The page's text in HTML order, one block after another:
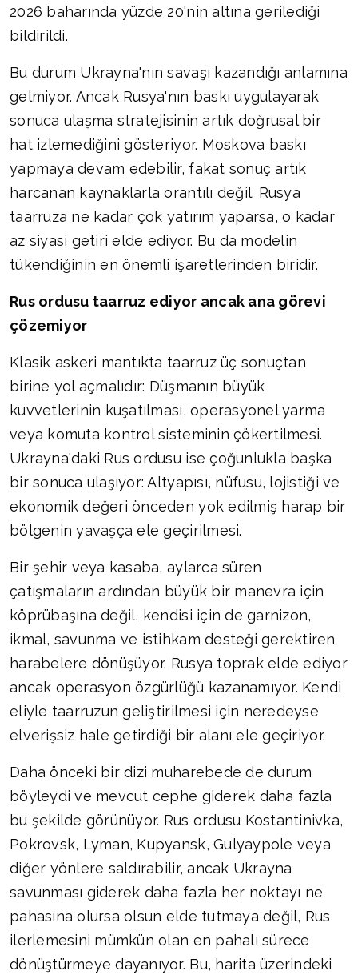
2026 baharında yüzde 20'nin altına gerilediği
bildirildi.
Bu durum Ukrayna'nın savaşı kazandığı anlamına
gelmiyor. Ancak Rusya'nın baskı uygulayarak
sonuca ulaşma stratejisinin artık doğrusal bir
hat izlemediğini gösteriyor. Moskova baskı
yapmaya devam edebilir, fakat sonuç artık
harcanan kaynaklarla orantılı değil. Rusya
taarruza ne kadar çok yatırım yaparsa, o kadar
az siyasi getiri elde ediyor. Bu da modelin
tükendiğinin en önemli işaretlerinden biridir.
Rus ordusu taarruz ediyor ancak ana görevi
çözemiyor
Klasik askeri mantıkta taarruz üç sonuçtan
birine yol açmalıdır: Düşmanın büyük
kuvvetlerinin kuşatılması, operasyonel yarma
veya komuta kontrol sisteminin çökertilmesi.
Ukrayna'daki Rus ordusu ise çoğunlukla başka
bir sonuca ulaşıyor: Altyapısı, nüfusu, lojistiği ve
ekonomik değeri önceden yok edilmiş harap bir
bölgenin yavaşça ele geçirilmesi.
Bir şehir veya kasaba, aylarca süren
çatışmaların ardından büyük bir manevra için
köprübaşına değil, kendisi için de garnizon,
ikmal, savunma ve istihkam desteği gerektiren
harabelere dönüşüyor. Rusya toprak elde ediyor
ancak operasyon özgürlüğü kazanamıyor. Kendi
eliyle taarruzun geliştirilmesi için neredeyse
elverişsiz hale getirdiği bir alanı ele geçiriyor.
Daha önceki bir dizi muharebede de durum
böyleydi ve mevcut cephe giderek daha fazla
bu şekilde görünüyor. Rus ordusu Kostantinivka,
Pokrovsk, Lyman, Kupyansk, Gulyaypole veya
diğer yönlere saldırabilir, ancak Ukrayna
savunması giderek daha fazla her noktayı ne
pahasına olursa olsun elde tutmaya değil, Rus
ilerlemesini mümkün olan en pahalı sürece
dönüştürmeye dayanıyor. Bu, harita üzerindeki